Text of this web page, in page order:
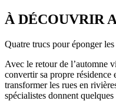
À DÉCOUVRIR
Quatre trucs pour éponger
Avec le retour de l’automne
convertir sa propre
transformer les rues en
spécialistes donnent quelques